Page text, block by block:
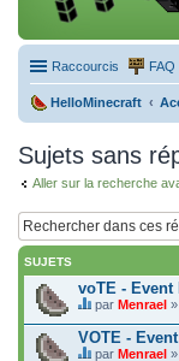
Raccourcis FAQ
HelloMinecraft
Sujets sans
Aller sur la recherche
SUJETS
voTE -
C
e
s
par Menrael
VOTE -
par Menrael